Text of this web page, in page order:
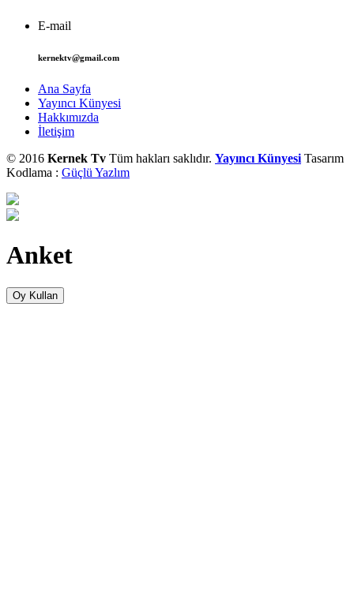
E-mail
kernektv@gmail.com
Ana Sayfa
Yayıncı Künyesi
Hakkımızda
İletişim
© 2016 Kernek Tv Tüm hakları saklıdır. Yayıncı Künyesi Tasarım
Kodlama : Güçlü Yazlım
Anket